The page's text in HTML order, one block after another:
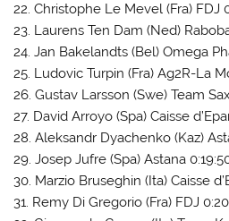
22. Christophe Le Mevel (Fra) FDJ
23. Laurens Ten Dam (Ned)
24. Jan Bakelandts (Bel) Omega
25. Ludovic Turpin (Fra) Ag2R-La
26. Gustav Larsson (Swe) Team
27. David Arroyo (Spa) Caisse
28. Aleksandr Dyachenko (Kaz)
29. Josep Jufre (Spa) Astana
30. Marzio Bruseghin (Ita) Caisse
31. Remy Di Gregorio (Fra) FDJ